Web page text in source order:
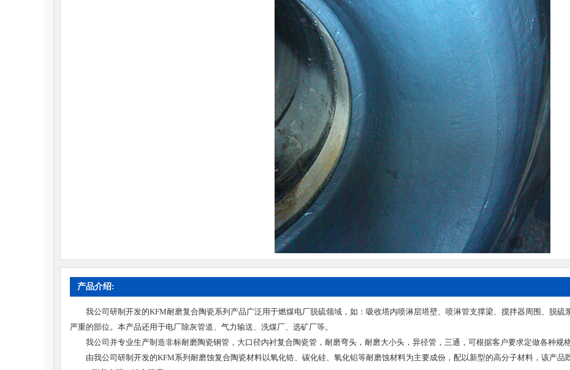
产品介绍:
我公司研制开发的KFM耐磨复合陶瓷系列产品广泛用于燃煤电厂脱硫领域，如：吸收塔内喷淋层塔壁、喷淋管支撑梁、搅拌器周围、脱
严重的部位。本产品还用于电厂除灰管道、气力输送、洗煤厂、选矿厂等。
我公司并专业生产制造非标耐磨陶瓷钢管，大口径内衬复合陶瓷管，耐磨弯头，耐磨大小头，异径管，三通，可根据客户要求定做各种规
由我公司研制开发的KFM系列耐磨蚀复合陶瓷材料以氧化锆、碳化硅、氧化铝等耐磨蚀材料为主要成份，配以新型的高分子材料，该产品